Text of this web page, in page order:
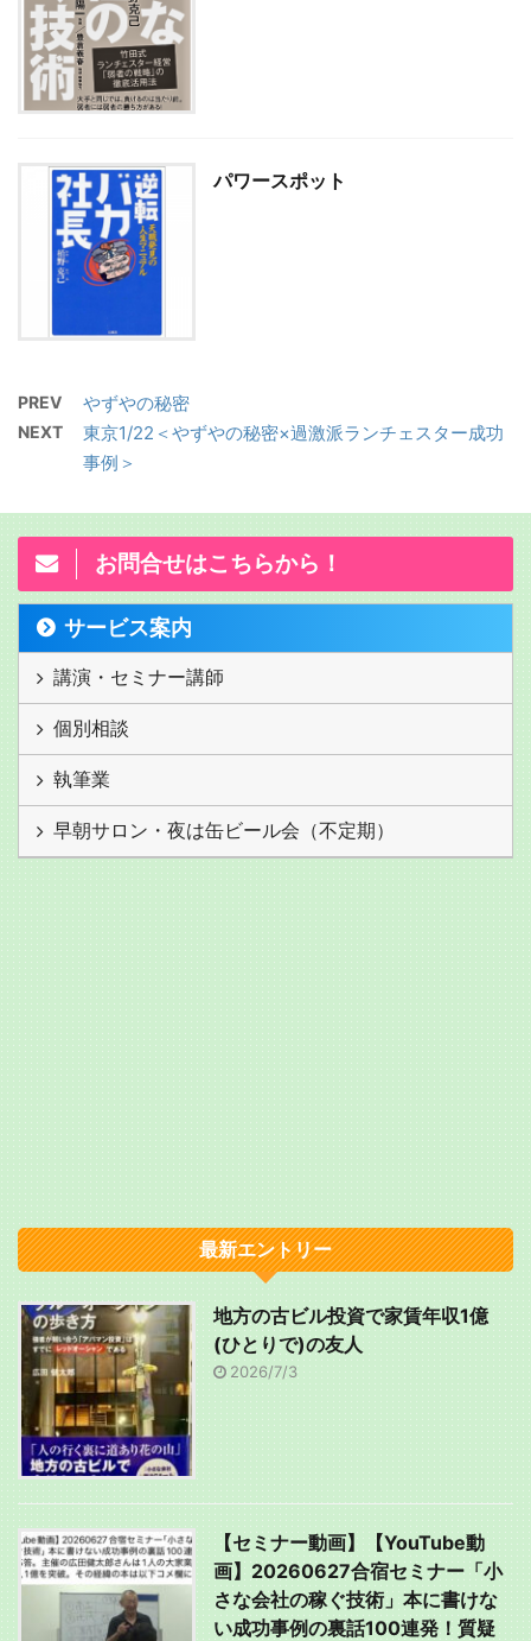
パワースポット
PREV やずやの秘密
NEXT
東京1/22＜やずやの秘密×過激派ランチェスター成功
事例＞
お問合せはこちらから！
サービス案内
講演・セミナー講師
個別相談
執筆業
早朝サロン・夜は缶ビール会（不定期）
最新エントリー
地方の古ビル投資で家賃年収1億
(ひとりで)の友人
2026/7/3
【セミナー動画】【YouTube動
画】20260627合宿セミナー「小
さな会社の稼ぐ技術」本に書けな
い成功事例の裏話100連発！質疑